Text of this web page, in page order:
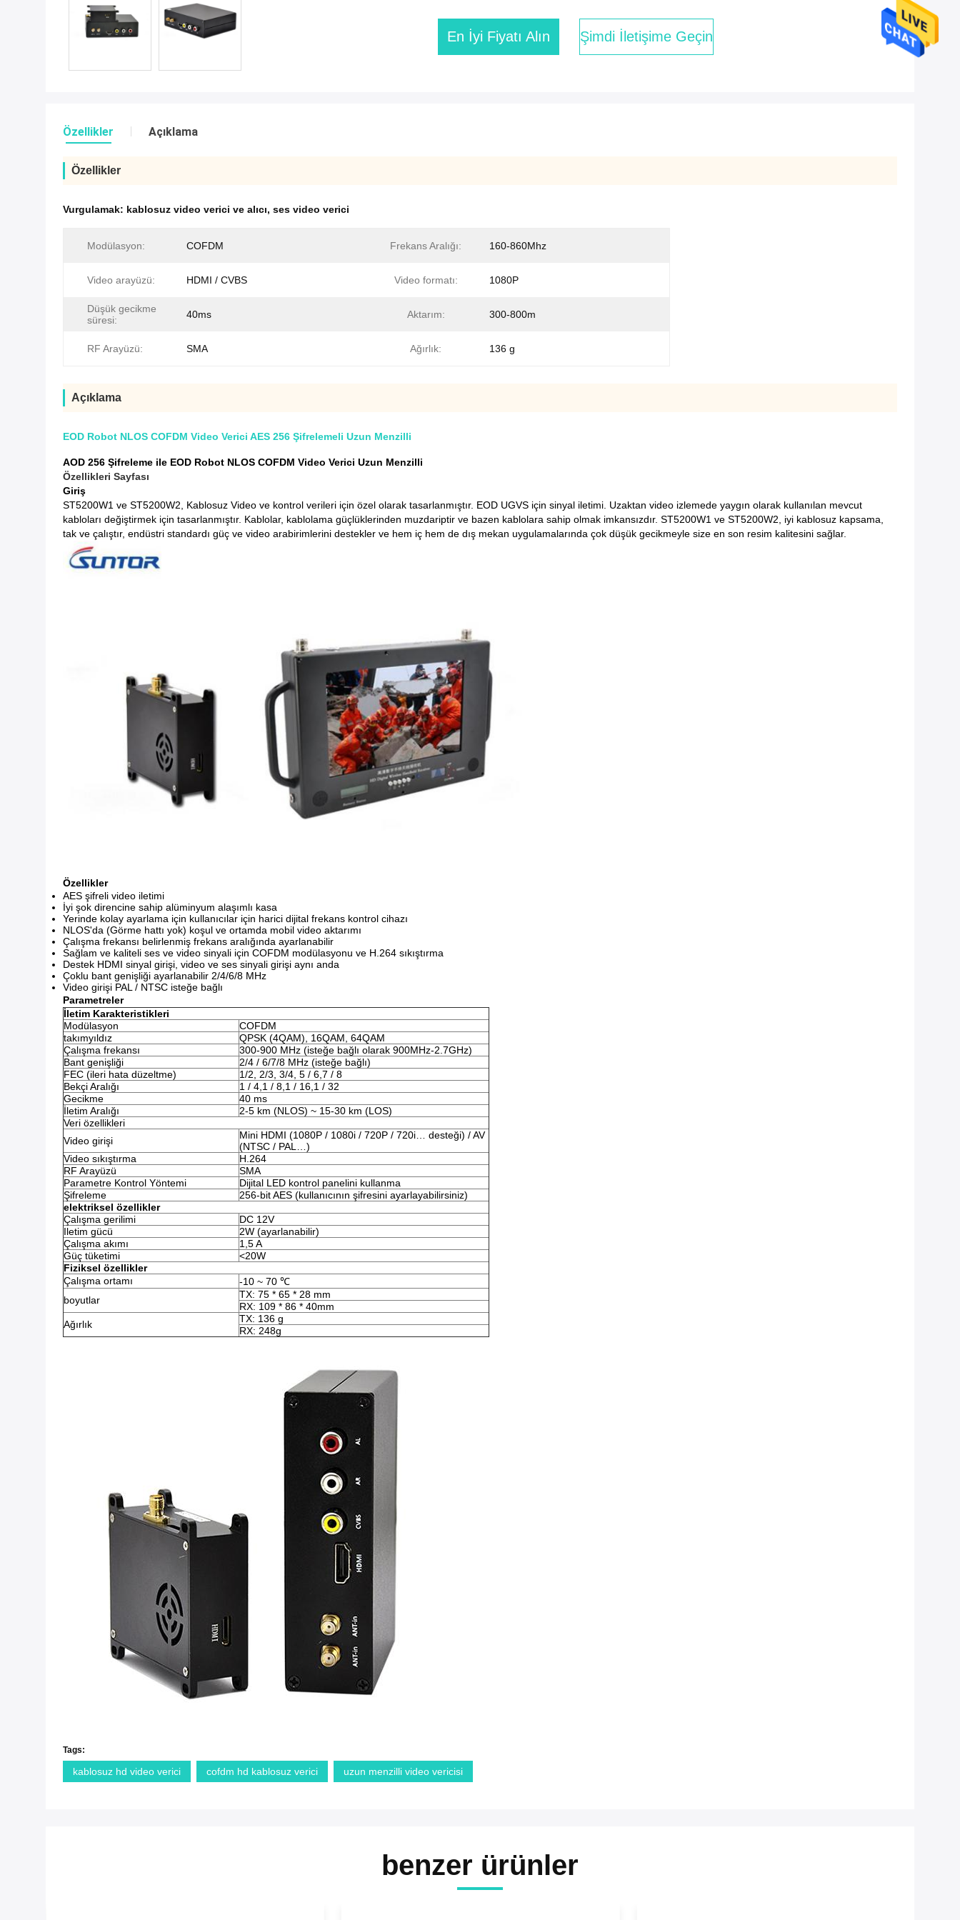
En İyi Fiyatı Alın Şimdi İletişime Geçin
Özellikler Açıklama
Özellikler
Vurgulamak: kablosuz video verici ve alıcı, ses video verici
Modülasyon: COFDM Frekans Aralığı: 160-860Mhz
Video arayüzü: HDMI / CVBS Video formatı: 1080P
Düşük gecikme
süresi:
40ms Aktarım: 300-800m
RF Arayüzü: SMA Ağırlık: 136 g
Açıklama
EOD Robot NLOS COFDM Video Verici AES 256 Şifrelemeli Uzun Menzilli
AOD 256 Şifreleme ile EOD Robot NLOS COFDM Video Verici Uzun Menzilli
Özellikleri Sayfası
Giriş
ST5200W1 ve ST5200W2, Kablosuz Video ve kontrol verileri için özel olarak tasarlanmıştır. EOD UGVS için sinyal iletimi. Uzaktan video izlemede yaygın olarak kullanılan mevcut
kabloları değiştirmek için tasarlanmıştır. Kablolar, kablolama güçlüklerinden muzdariptir ve bazen kablolara sahip olmak imkansızdır. ST5200W1 ve ST5200W2, iyi kablosuz kapsama,
tak ve çalıştır, endüstri standardı güç ve video arabirimlerini destekler ve hem iç hem de dış mekan uygulamalarında çok düşük gecikmeyle size en son resim kalitesini sağlar.
Özellikler
AES şifreli video iletimi
İyi şok direncine sahip alüminyum alaşımlı kasa
Yerinde kolay ayarlama için kullanıcılar için harici dijital frekans kontrol cihazı
NLOS'da (Görme hattı yok) koşul ve ortamda mobil video aktarımı
Çalışma frekansı belirlenmiş frekans aralığında ayarlanabilir
Sağlam ve kaliteli ses ve video sinyali için COFDM modülasyonu ve H.264 sıkıştırma
Destek HDMI sinyal girişi, video ve ses sinyali girişi aynı anda
Çoklu bant genişliği ayarlanabilir 2/4/6/8 MHz
Video girişi PAL / NTSC isteğe bağlı
Parametreler
İletim Karakteristikleri
Modülasyon
COFDM
takımyıldız
QPSK (4QAM), 16QAM, 64QAM
Çalışma frekansı
300-900 MHz (isteğe bağlı olarak 900MHz-2.7GHz)
Bant genişliği
2/4 / 6/7/8 MHz (isteğe bağlı)
FEC (ileri hata düzeltme)
1/2, 2/3, 3/4, 5 / 6,7 / 8
Bekçi Aralığı
1 / 4,1 / 8,1 / 16,1 / 32
Gecikme
40 ms
İletim Aralığı
2-5 km (NLOS) ~ 15-30 km (LOS)
Veri özellikleri
Video girişi
Mini HDMI (1080P / 1080i / 720P / 720i… desteği) / AV
(NTSC / PAL…)
Video sıkıştırma
H.264
RF Arayüzü
SMA
Parametre Kontrol Yöntemi
Dijital LED kontrol panelini kullanma
Şifreleme
256-bit AES (kullanıcının şifresini ayarlayabilirsiniz)
elektriksel özellikler
Çalışma gerilimi
DC 12V
Iletim gücü
2W (ayarlanabilir)
Çalışma akımı
1,5 A
Güç tüketimi
<20W
Fiziksel özellikler
Çalışma ortamı
-10 ~ 70 ℃
boyutlar
TX: 75 * 65 * 28 mm
RX: 109 * 86 * 40mm
Ağırlık
TX: 136 g
RX: 248g
Tags:
kablosuz hd video verici cofdm hd kablosuz verici uzun menzilli video vericisi
benzer ürünler